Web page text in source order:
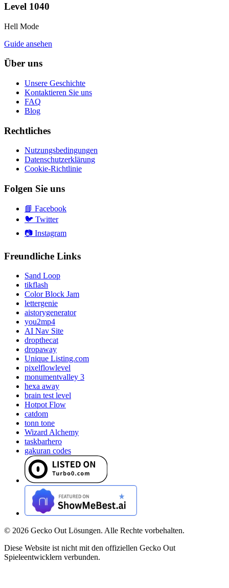
Level 1040
Hell Mode
Guide ansehen
Über uns
Unsere Geschichte
Kontaktieren Sie uns
FAQ
Blog
Rechtliches
Nutzungsbedingungen
Datenschutzerklärung
Cookie-Richtlinie
Folgen Sie uns
📘 Facebook
🐦 Twitter
📷 Instagram
Freundliche Links
Sand Loop
tikflash
Color Block Jam
lettergenie
aistorygenerator
you2mp4
AI Nav Site
dropthecat
dropaway
Unique Listing.com
pixelflowlevel
monumentvalley 3
hexa away
brain test level
Hotpot Flow
catdom
tonn tone
Wizard Alchemy
taskbarhero
gakuran codes
© 2026 Gecko Out Lösungen. Alle Rechte vorbehalten.
Diese Website ist nicht mit den offiziellen Gecko Out
Spieleentwicklern verbunden.